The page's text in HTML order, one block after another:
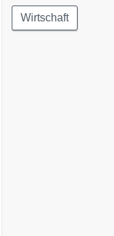
Wirtschaft